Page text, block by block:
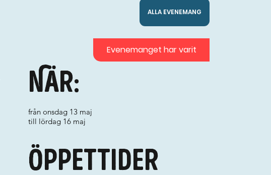
ALLA EVENEMANG
När:
från onsdag 13 maj
till lördag 16 maj
Öppettider
Evenemanget har varit